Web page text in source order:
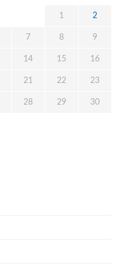
1 2
7 8 9
14 15 16
21 22 23
28 29 30